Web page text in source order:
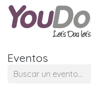
Eventos